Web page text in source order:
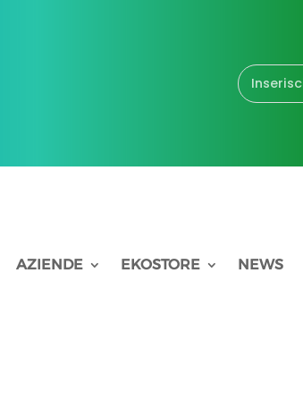
AZIENDE EKOSTORE NEWS